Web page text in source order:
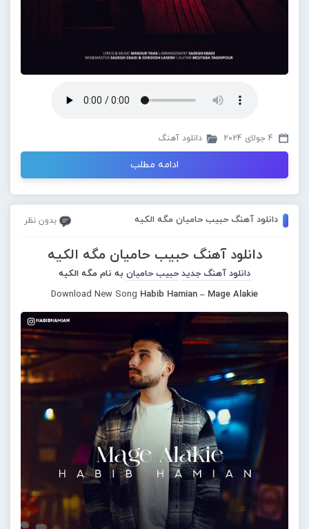
4 جولای 2024 دانلود آهنگ
ادامه مطلب
دانلود آهنگ حبیب حامیان مگه الکیه بدون نظر
دانلود آهنگ حبیب حامیان مگه الکیه
دانلود آهنگ جدید حبیب حامیان به نام مگه الکیه
Download New Song Habib Hamian – Mage Alakie